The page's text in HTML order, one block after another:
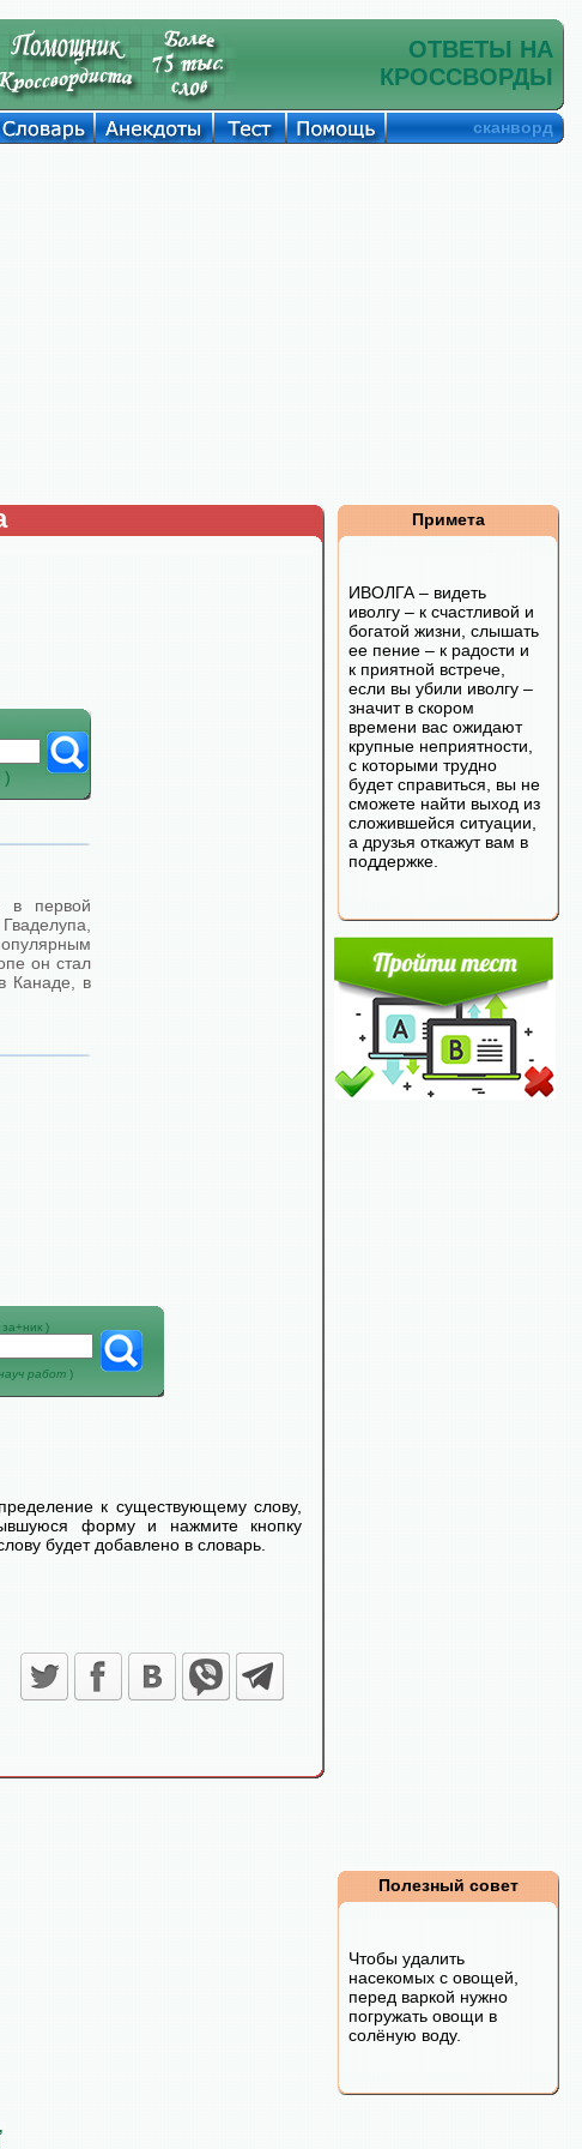
ОТВЕТЫ НА
КРОССВОРДЫ
сканворд
)
в первой
он стал
Канаде, в
за+ник )
работ )
к существующему слову,
форму и нажмите кнопку
будет добавлено в словарь.
Примета
ИВОЛГА – видеть
иволгу – к счастливой и
богатой жизни, слышать
ее пение – к радости и
к приятной встрече,
если вы убили иволгу –
значит в скором
времени вас ожидают
крупные неприятности,
с которыми трудно
будет справиться, вы не
сможете найти выход из
сложившейся ситуации,
а друзья откажут вам в
поддержке.
Полезный совет
Чтобы удалить
насекомых с овощей,
перед варкой нужно
погружать овощи в
солёную воду.